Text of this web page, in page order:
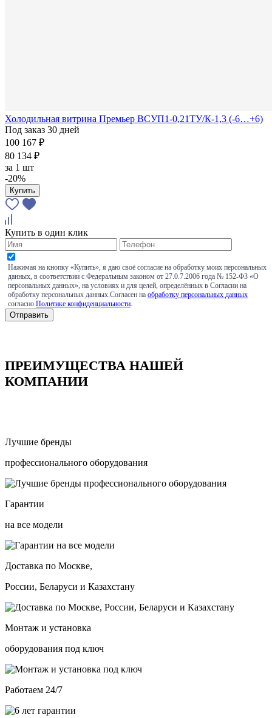
Холодильная витрина Премьер ВСУП1-0,21ТУ/К-1,3 (-6…+6)
Под заказ 30 дней
100 167 ₽
80 134 ₽
за 1 шт
-20%
Купить
Купить в один клик
Нажимая на кнопку «Купить», я даю своё согласие на обработку моих персональных
данных, в соответствии с Федеральным законом от 27.0.7.2006 года № 152-ФЗ «О
персональных данных», на условиях и для целей, определённых в Согласии на
обработку персональных данных.Согласен на обработку персональных данных
согласно Политике конфиденциальности
ПРЕИМУЩЕСТВА НАШЕЙ
КОМПАНИИ
Лучшие бренды
профессионального оборудования
Гарантии
на все модели
Доставка по Москве,
России, Беларуси и Казахстану
Монтаж и установка
оборудования под ключ
Работаем 24/7